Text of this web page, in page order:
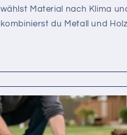
wählst Material nach Klima
kombinierst du Metall und